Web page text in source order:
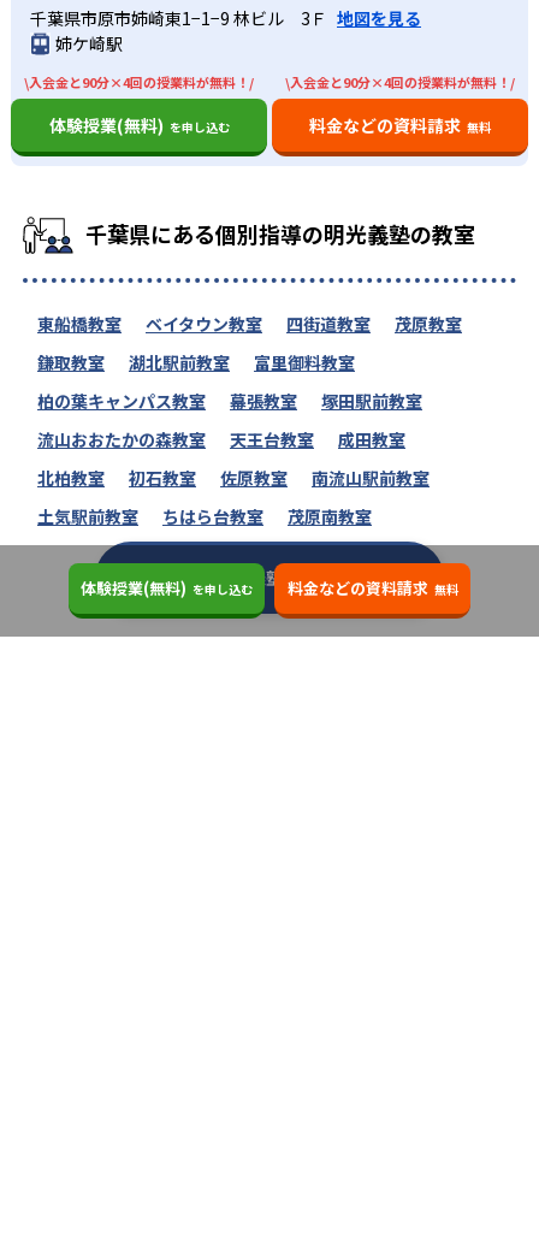
千葉県市原市姉崎東1−1−9 林ビル 3Ｆ 地図を見る
姉ケ崎駅
\入会金と90分×4回の授業料が無料！/
体験授業(無料) を申し込む
\入会金と90分×4回の授業料が無料！/
料金などの資料請求 無料
千葉県にある個別指導の明光義塾の教室
東船橋教室 ベイタウン教室 四街道教室
茂原教室
鎌取教室
湖北駅前教室
富里御料教室
柏の葉キャンパス教室
幕張教室
塚田駅前教室
流山おおたかの森教室
天王台教室
成田教室
北柏教室
初石教室 佐原教室
南流山駅前教室
土気駅前教室
ちはら台教室 茂原南教室
個別指導の明光義塾の教室一覧へ
体験授業(無料) を申し込む 料金などの資料請求 無料